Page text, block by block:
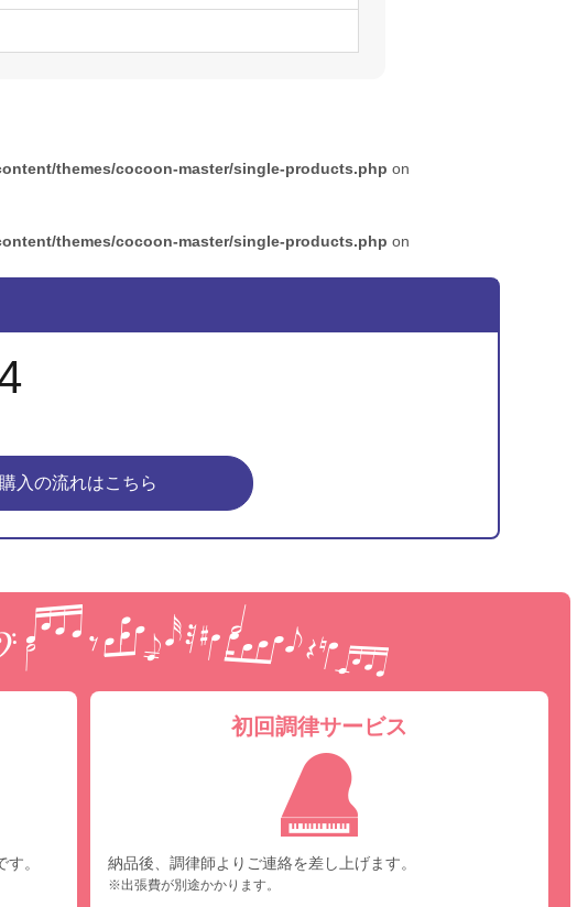
themes/cocoon-master/single-products.php on
themes/cocoon-master/single-products.php on
入の流れはこちら
ピ
。
初回調律サービス
納品後、調律師よりご連絡を差し上げます。
※出張費が別途かかります。